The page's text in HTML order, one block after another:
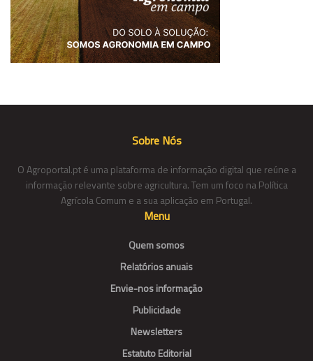
Sobre Nós
O Agroportal.pt é uma plataforma de informação digital que reúne a
informação relevante sobre agricultura. Tem um foco na Política
Agrícola Comum e a sua aplicação em Portugal.
Menu
Quem somos
Relatórios anuais
Envie-nos informação
Publicidade
Newsletters
Estatuto Editorial